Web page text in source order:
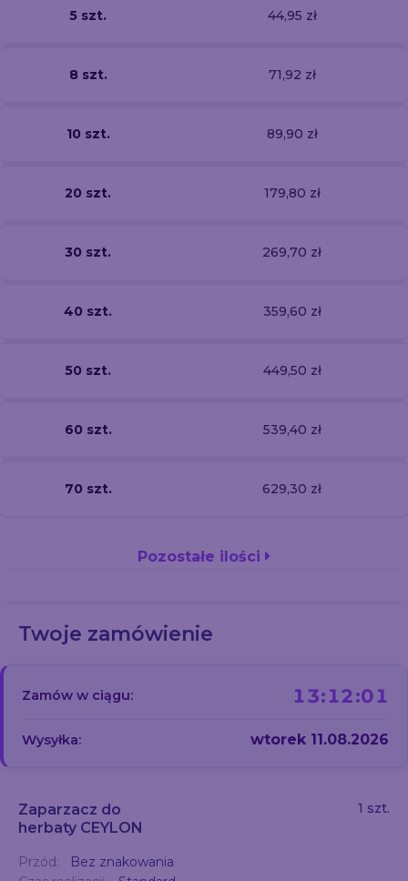
5 szt. 44,95 zł
8 szt. 71,92 zł
10 szt. 89,90 zł
20 szt. 179,80 zł
30 szt. 269,70 zł
40 szt. 359,60 zł
50 szt. 449,50 zł
60 szt. 539,40 zł
70 szt. 629,30 zł
Pozostałe ilości
Twoje zamówienie
Zamów w ciągu: 13:12:01
Wysyłka: wtorek 11.08.2026
Zaparzacz do
herbaty CEYLON
1 szt.
Przód:
Bez znakowania